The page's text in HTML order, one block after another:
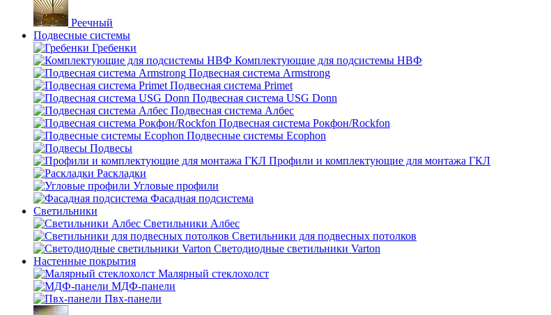
Реечный
Подвесные системы
Гребенки
Комплектующие для подсистемы НВФ
Подвесная система Armstrong
Подвесная система Primet
Подвесная система USG Donn
Подвесная система Албес
Подвесная система Рокфон/Rockfon
Подвесные системы Ecophon
Подвесы
Профили и комплектующие для монтажа ГКЛ
Раскладки
Угловые профили
Фасадная подсистема
Светильники
Светильники Албес
Светильники для подвесных потолков
Светодиодные светильники Varton
Настенные покрытия
Малярный стеклохолст
МДФ-панели
Пвх-панели